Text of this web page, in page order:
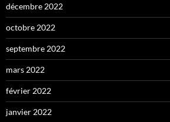
décembre 2022
octobre 2022
septembre 2022
mars 2022
février 2022
janvier 2022